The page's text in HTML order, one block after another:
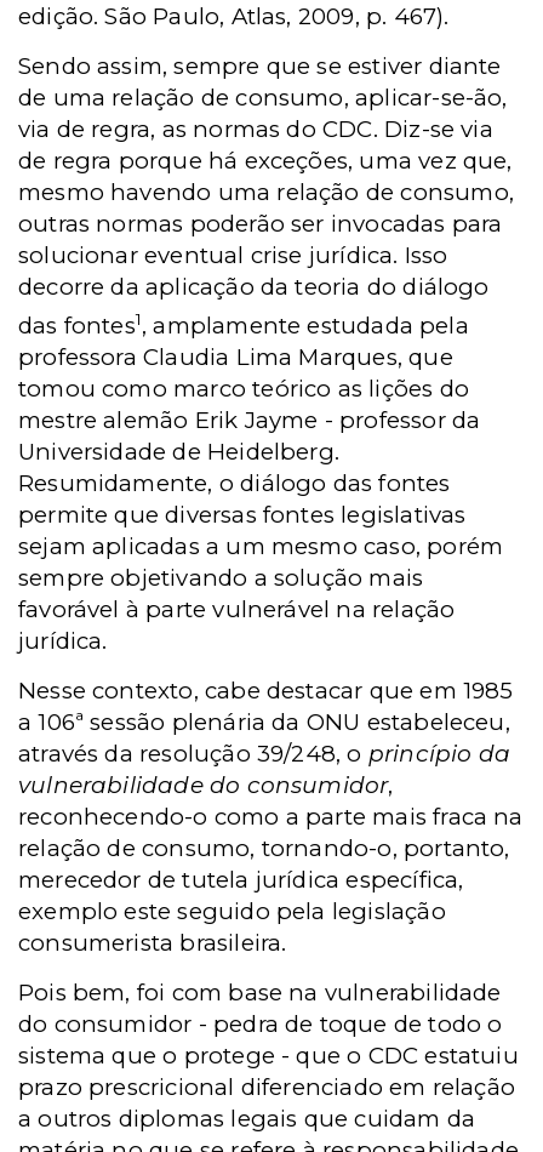
edição. São Paulo, Atlas, 2009, p. 467).
Sendo assim, sempre que se estiver diante
de uma relação de consumo, aplicar-se-ão,
via de regra, as normas do CDC. Diz-se via
de regra porque há exceções, uma vez que,
mesmo havendo uma relação de consumo,
outras normas poderão ser invocadas para
solucionar eventual crise jurídica. Isso
decorre da aplicação da teoria do diálogo
das fontes1, amplamente estudada pela
professora Claudia Lima Marques, que
tomou como marco teórico as lições do
mestre alemão Erik Jayme - professor da
Universidade de Heidelberg.
Resumidamente, o diálogo das fontes
permite que diversas fontes legislativas
sejam aplicadas a um mesmo caso, porém
sempre objetivando a solução mais
favorável à parte vulnerável na relação
jurídica.
Nesse contexto, cabe destacar que em 1985
a 106ª sessão plenária da ONU estabeleceu,
através da resolução 39/248, o princípio da
vulnerabilidade do consumidor,
reconhecendo-o como a parte mais fraca na
relação de consumo, tornando-o, portanto,
merecedor de tutela jurídica específica,
exemplo este seguido pela legislação
consumerista brasileira.
Pois bem, foi com base na vulnerabilidade
do consumidor - pedra de toque de todo o
sistema que o protege - que o CDC estatuiu
prazo prescricional diferenciado em relação
a outros diplomas legais que cuidam da